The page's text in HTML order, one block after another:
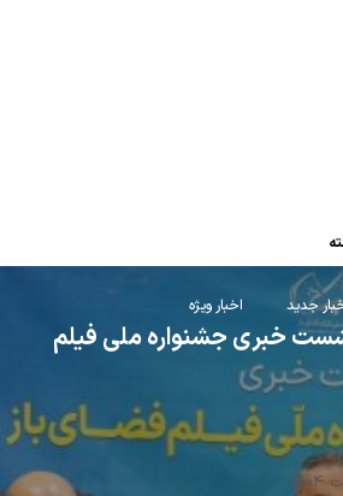
جدید اخبار ویژه
خبری جشنواره ملی فیلم